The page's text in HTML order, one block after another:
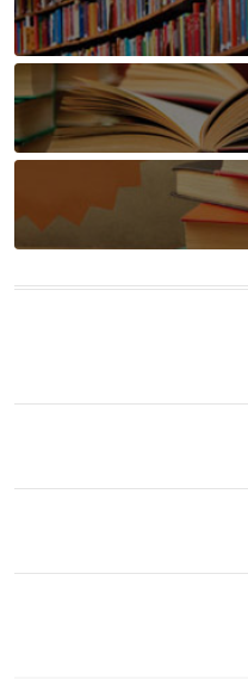
الهندسية التي ارتبطت
ومصر خاصة، حيث يحرص
الواجهات